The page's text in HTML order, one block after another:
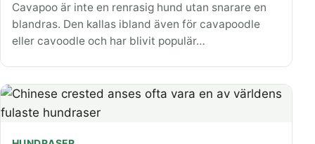
Cavapoo är inte en renrasig hund utan snarare en
blandras. Den kallas ibland även för cavapoodle
eller cavoodle och har blivit populär…